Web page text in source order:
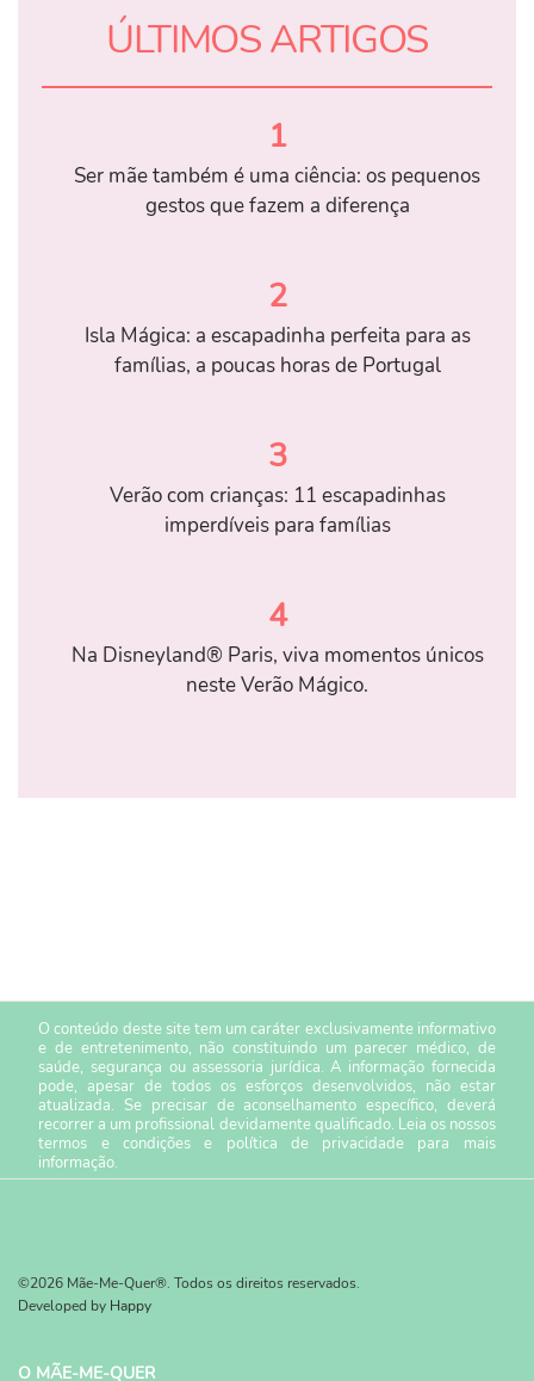
ÚLTIMOS ARTIGOS
1
Ser mãe também é uma ciência: os pequenos
gestos que fazem a diferença
2
Isla Mágica: a escapadinha perfeita para as
famílias, a poucas horas de Portugal
3
Verão com crianças: 11 escapadinhas
imperdíveis para famílias
4
Na Disneyland® Paris, viva momentos únicos
neste Verão Mágico.
O conteúdo deste site tem um caráter exclusivamente informativo
e de entretenimento, não constituindo um parecer médico, de
saúde, segurança ou assessoria jurídica. A informação fornecida
pode, apesar de todos os esforços desenvolvidos, não estar
atualizada. Se precisar de aconselhamento específico, deverá
recorrer a um profissional devidamente qualificado. Leia os nossos
termos e condiçõese política de privacidade para mais
informação.
©2026 Mãe-Me-Quer®. Todos os direitos reservados.
Developed by Happy
O MÃE-ME-QUER